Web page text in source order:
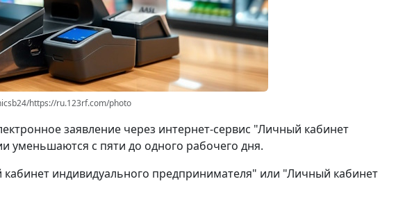
https://ru.123rf.com/photo
заявление через интернет-сервис "Личный кабинет
уменьшаются с пяти до одного рабочего дня.
индивидуального предпринимателя" или "Личный кабинет